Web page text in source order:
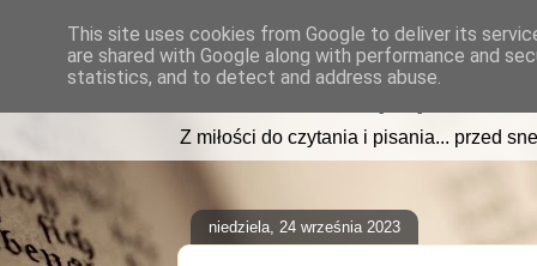
read2sleep.pl
Z miłości do czytania i pisania... przed
niedziela, 24 września 2023
This site uses cookies from Google to deliver its
are shared with Google along with performance and
statistics, and to detect and address abuse.